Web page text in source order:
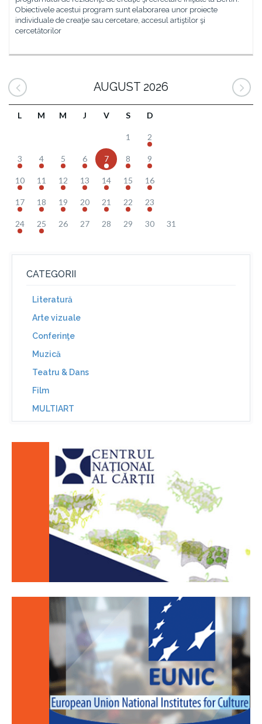
Obiectivele acestui program sunt elaborarea unor proiecte
individuale de creaţie sau cercetare, accesul artiştilor şi
cercetătorilor
AUGUST 2026
L M M J V S D
1 2
3 4 5 6 7 8 9
10 11 12 13 14 15 16
17 18 19 20 21 22 23
24 25 26 27 28 29 30 31
CATEGORII
Literatură
Arte vizuale
Conferinţe
Muzică
Teatru & Dans
Film
MULTIART